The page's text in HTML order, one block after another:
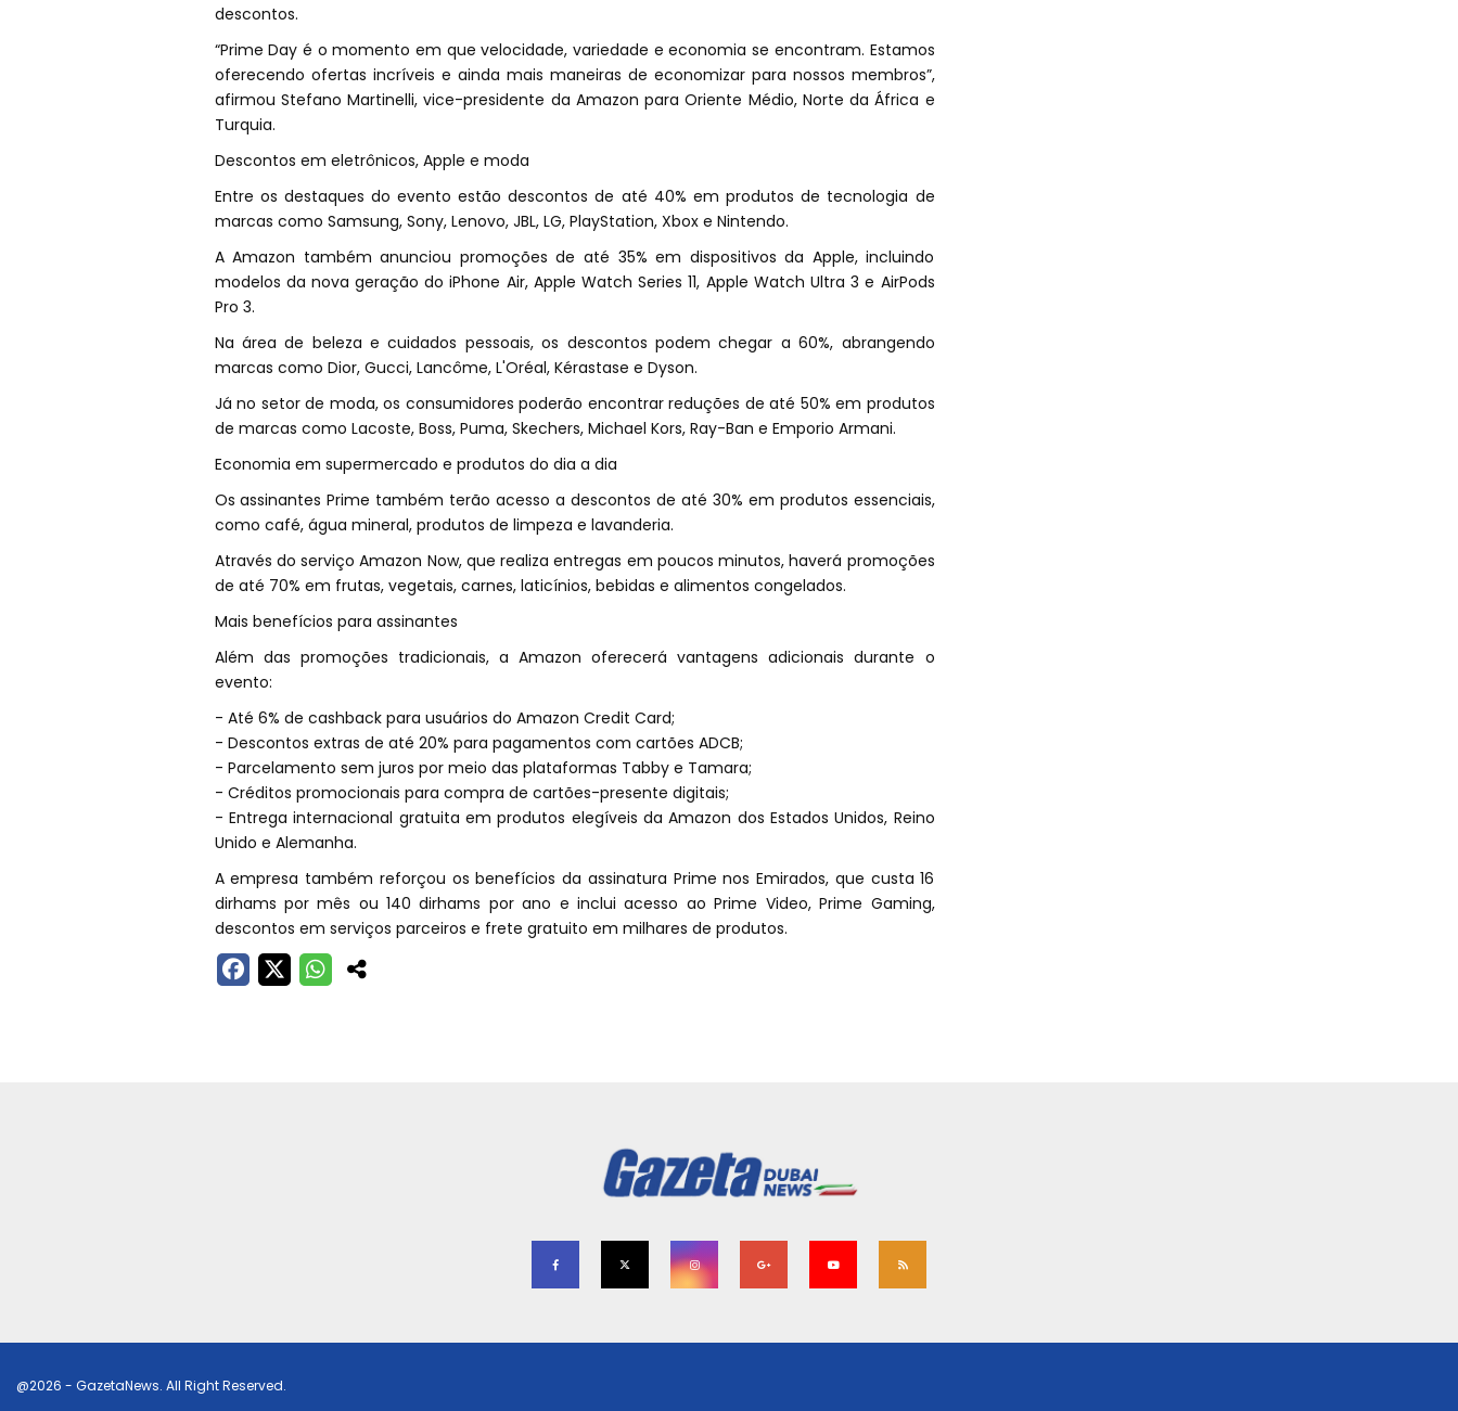
descontos.
“Prime Day é o momento em que velocidade, variedade e economia se encontram. Estamos
oferecendo ofertas incríveis e ainda mais maneiras de economizar para nossos membros”,
afirmou Stefano Martinelli, vice-presidente da Amazon para Oriente Médio, Norte da África e
Turquia.
Descontos em eletrônicos, Apple e moda
Entre os destaques do evento estão descontos de até 40% em produtos de tecnologia de
marcas como Samsung, Sony, Lenovo, JBL, LG, PlayStation, Xbox e Nintendo.
A Amazon também anunciou promoções de até 35% em dispositivos da Apple, incluindo
modelos da nova geração do iPhone Air, Apple Watch Series 11, Apple Watch Ultra 3 e AirPods
Pro 3.
Na área de beleza e cuidados pessoais, os descontos podem chegar a 60%, abrangendo
marcas como Dior, Gucci, Lancôme, L'Oréal, Kérastase e Dyson.
Já no setor de moda, os consumidores poderão encontrar reduções de até 50% em produtos
de marcas como Lacoste, Boss, Puma, Skechers, Michael Kors, Ray-Ban e Emporio Armani.
Economia em supermercado e produtos do dia a dia
Os assinantes Prime também terão acesso a descontos de até 30% em produtos essenciais,
como café, água mineral, produtos de limpeza e lavanderia.
Através do serviço Amazon Now, que realiza entregas em poucos minutos, haverá promoções
de até 70% em frutas, vegetais, carnes, laticínios, bebidas e alimentos congelados.
Mais benefícios para assinantes
Além das promoções tradicionais, a Amazon oferecerá vantagens adicionais durante o
evento:
- Até 6% de cashback para usuários do Amazon Credit Card;
- Descontos extras de até 20% para pagamentos com cartões ADCB;
- Parcelamento sem juros por meio das plataformas Tabby e Tamara;
- Créditos promocionais para compra de cartões-presente digitais;
- Entrega internacional gratuita em produtos elegíveis da Amazon dos Estados Unidos, Reino
Unido e Alemanha.
A empresa também reforçou os benefícios da assinatura Prime nos Emirados, que custa 16
dirhams por mês ou 140 dirhams por ano e inclui acesso ao Prime Video, Prime Gaming,
descontos em serviços parceiros e frete gratuito em milhares de produtos.
@2026 - GazetaNews. All Right Reserved.